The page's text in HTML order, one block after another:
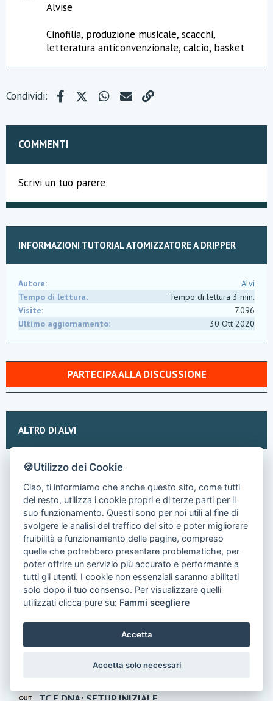
Alvise
Cinofilia, produzione musicale, scacchi,
letteratura anticonvenzionale, calcio, basket
Condividi: FacebookX (Twitter)WhatsApp
e-mail
COMMENTI
Scrivi un tuo parere
INFORMAZIONI TUTORIAL ATOMIZZATORE A DRIPPER
Autore
Alvi
Tempo di lettura
Tempo di lettura 3 min.
Visite
7.096
Ultimo aggiornamento
30 Ott 2020
PARTECIPA ALLA DISCUSSIONE
ALTRO DI ALVI
Circuiti DNA Ed Il Blocco Ohm
Nelle varie discussioni ho notato che spesso la funzione
blocco Ohm del DNA e di altri circuiti...
TC E DNA: Setup Iniziale
TC e DNA Premetto che questa non vuole essere una
guida generica sul funzionamento del Controllo...
Il Drop o Caduta di Tensione - Questo
Sconosciuto
Un circuito elettrico da svapo è da considerarsi come un
circuito con resistenze in serie: le...
Shots Di Nicotina - Un Bene O Un Male?
Da oramai qualche anno, come tutti sappiamo, il settore
🍪Utilizzo dei Cookie
Ciao, ti informiamo che anche questo sito, come tutti
del resto, utilizza i cookie propri e di terze parti per il
suo funzionamento. Questi sono per noi utili al fine di
svolgere le analisi del traffico del sito e poter migliorare
fruibilità e funzionamento delle pagine, compreso
quelle che potrebbero presentare problematiche, per
poter offrire un servizio più accurato e performante a
tutti gli utenti. I cookie non essenziali saranno abilitati
solo dopo il tuo consenso. Per visualizzare quelli
utilizzati clicca pure su: Fammi scegliere
Accetta
Accetta solo necessari